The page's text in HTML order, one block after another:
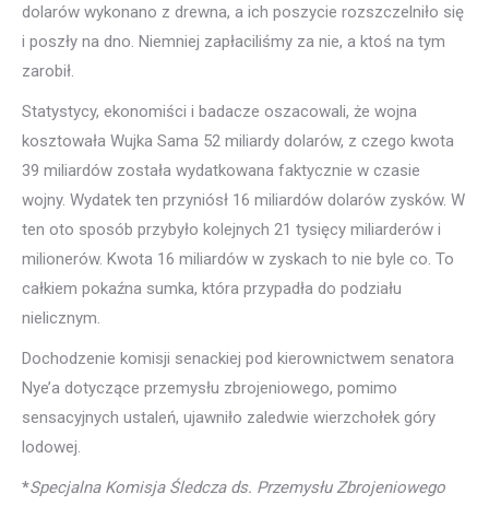
dolarów wykonano z drewna, a ich poszycie rozszczelniło się
i poszły na dno. Niemniej zapłaciliśmy za nie, a ktoś na tym
zarobił.
Statystycy, ekonomiści i badacze oszacowali, że wojna
kosztowała Wujka Sama 52 miliardy dolarów, z czego kwota
39 miliardów została wydatkowana faktycznie w czasie
wojny. Wydatek ten przyniósł 16 miliardów dolarów zysków. W
ten oto sposób przybyło kolejnych 21 tysięcy miliarderów i
milionerów. Kwota 16 miliardów w zyskach to nie byle co. To
całkiem pokaźna sumka, która przypadła do podziału
nielicznym.
Dochodzenie komisji senackiej pod kierownictwem senatora
Nye’a dotyczące przemysłu zbrojeniowego, pomimo
sensacyjnych ustaleń, ujawniło zaledwie wierzchołek góry
lodowej.
*Specjalna Komisja Śledcza ds. Przemysłu Zbrojeniowego